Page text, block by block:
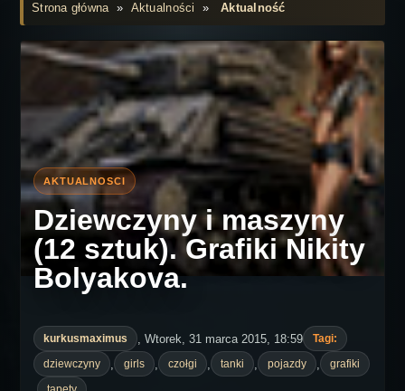
Strona główna» Aktualności »Aktualność
Dziewczyny i maszyny
(12 sztuk). Grafiki Nikity
Bolyakova.
kurkusmaximus , Wtorek, 31 marca 2015, 18:59
Tagi:
dziewczyny
girls czołgi tanki pojazdy grafiki